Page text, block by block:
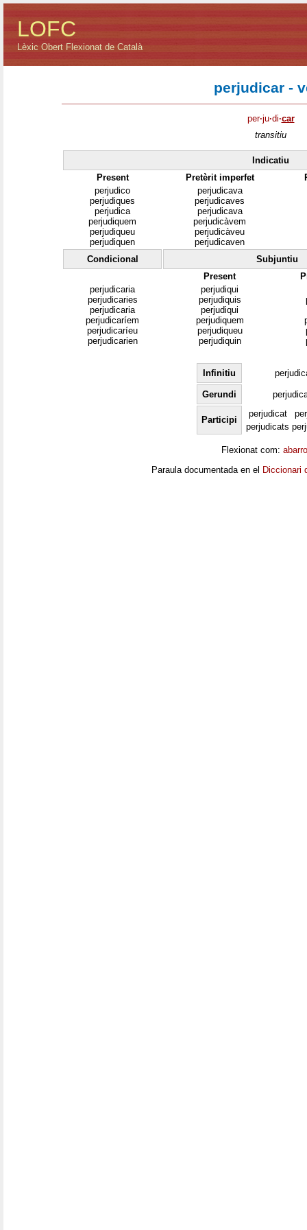
LOFC
Lèxic Obert Flexionat de Català
perjudicar -
per·ju·di·car
transitiu
Indicatiu
Present
Pretèrit imperfet
perjudico
perjudiques
perjudica
perjudiquem
perjudiqueu
perjudiquen
perjudicava
perjudicaves
perjudicava
perjudicàvem
perjudicàveu
perjudicaven
Condicional
Subjuntiu
Present
perjudicaria
perjudicaries
perjudicaria
perjudicaríem
perjudicaríeu
perjudicarien
perjudiqui
perjudiquis
perjudiqui
perjudiquem
perjudiqueu
perjudiquin
Infinitiu
Gerundi
Participi
perjudicat
perjudicats
Flexionat com:
Paraula documentada en el Diccionari